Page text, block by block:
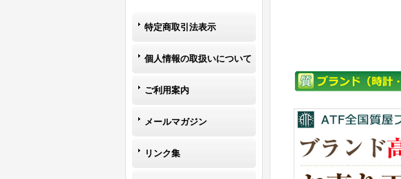
特定商取引法表示
個人情報の取扱いについて
ご利用案内
メールマガジン
リンク集